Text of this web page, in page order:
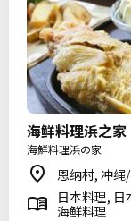
海鲜料理浜之家
海鮮料理浜の家
恩纳村, 冲绳
日本料理, 日
海鲜料理